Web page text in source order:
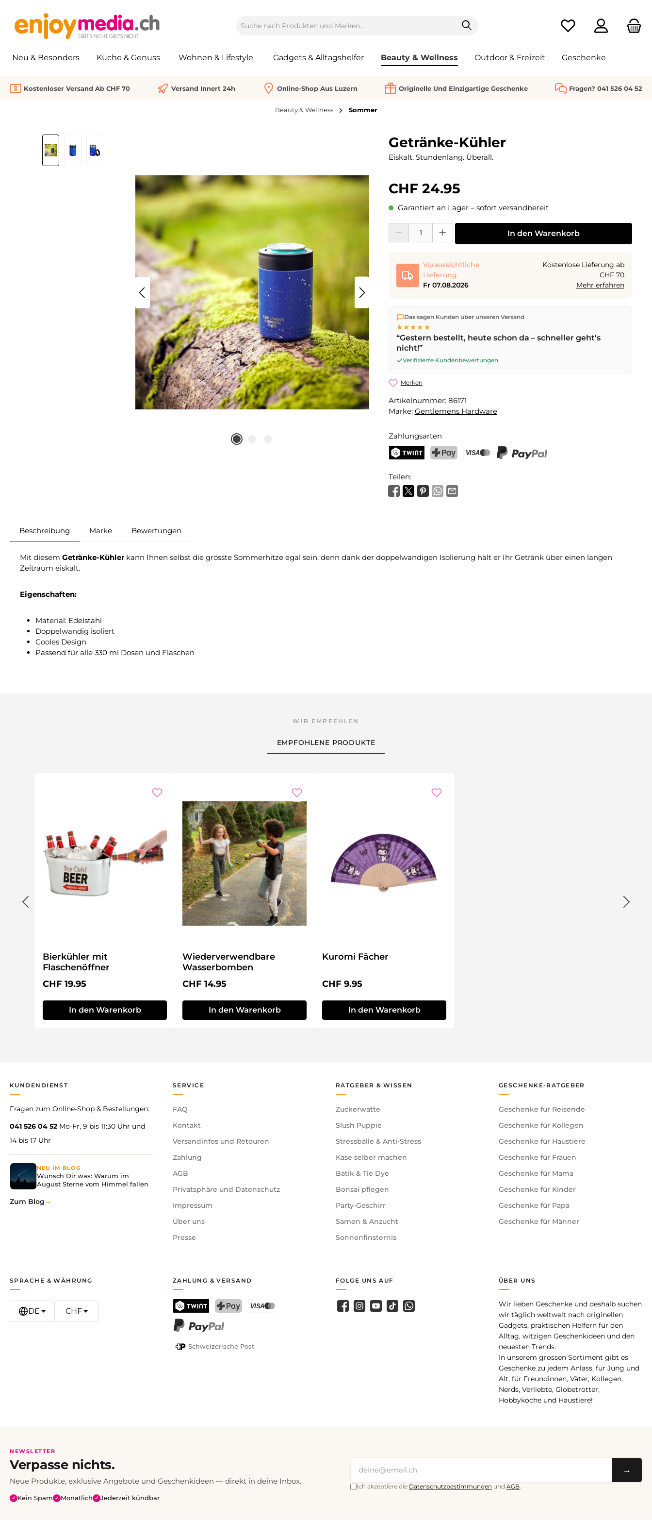
Du hast 0 Produkte
Neu & Besonders Küche & Genuss Wohnen & Lifestyle Gadgets & Alltagshelfer Beauty & Wellness Outdoor & Freizeit Geschenke
Kostenloser Versand Ab CHF 70 Versand Innert 24h Online-Shop Aus Luzern Originelle Und Einzigartige Geschenke Fragen? 041 526 04 52
Beauty & Wellness Sommer
Bildergalerie überspringen Getränke-Kühler
Eiskalt. Stundenlang. Überall.
CHF 24.95
Garantiert an Lager – sofort versandbereit
Produkt Anzahl: Gib den gewünschten Wert ein oder benutze die Schaltflächen um die
In den Warenkorb
Voraussichtliche
Lieferung
Fr 07.08.2026
Kostenlose Lieferung ab
CHF 70
Mehr erfahren
Wir versenden direkt aus unserem Lager in Kriens. Ab
die Lieferung kostenlos. Bestellungen bis
noch am selben Tag versendet – Zustellung am
Werktagmit der Schweizerischen Post.
Das sagen Kunden über unseren Versand
★★★★★
“Gestern bestellt, heute schon da – schneller geht's
nicht!”
Verifizierte Kundenbewertungen
Merken
Artikelnummer: 86171
Marke: Gentlemens Hardware
Zahlungsarten
Teilen:
Beschreibung Marke Bewertungen
Mit diesem Getränke-Kühlerkann Ihnen selbst die grösste Sommerhitze egal sein, denn dank der doppelwandigen Isolierung hält er Ihr Getränk über einen langen
Zeitraum eiskalt.
Eigenschaften:
Material: Edelstahl
Doppelwandig isoliert
Cooles Design
Passend für alle 330 ml Dosen und Flaschen
EMPFOHLENE PRODUKTE
Bierkühler mit
Flaschenöffner
Regulärer Preis:
CHF 19.95
In den Warenkorb
Wiederverwendbare
Wasserbomben
Regulärer Preis:
CHF 14.95
In den Warenkorb
Kuromi Fächer
Regulärer Preis:
CHF 9.95
In den Warenkorb
KUNDENDIENST
Fragen zum Online-Shop & Bestellungen:
041 526 04 52 Mo-Fr, 9 bis 11:30 Uhr und
14 bis 17 Uhr
NEU IM BLOG
Wünsch Dir was: Warum im
August Sterne vom Himmel fallen
Zum Blog
SERVICE
FAQ
Kontakt
Versandinfos und Retouren
Zahlung
AGB
Privatsphäre und Datenschutz
Impressum
Über uns
Presse
RATGEBER & WISSEN
Zuckerwatte
Slush Puppie
Stressbälle & Anti-Stress
Käse selber machen
Batik & Tie Dye
Bonsai pflegen
Party-Geschirr
Samen & Anzucht
Sonnenfinsternis
GESCHENKE-RATGEBER
Geschenke für Reisende
Geschenke für Kollegen
Geschenke für Haustiere
Geschenke für Frauen
Geschenke für Mama
Geschenke für Kinder
Geschenke für Papa
Geschenke für Männer
ÜBER UNS
Wir lieben Geschenke und deshalb suchen
wir täglich weltweit nach originellen
Gadgets, praktischen Helfern für den
Alltag, witzigen Geschenkideen und den
neuesten Trends.
In unserem grossen Sortiment gibt es
Geschenke zu jedem Anlass, für Jung und
Alt, für Freundinnen, Väter, Kollegen,
Nerds, Verliebte, Globetrotter,
Hobbyköche und Haustiere!
ZAHLUNG & VERSAND
TWINT
Schweizerische Post
SPRACHE & WÄHRUNG
DE CHF
FOLGE UNS AUF
Facebook
Instagram
YouTubeTikTokWhatsApp
NEWSLETTER
Verpasse nichts.
Neue Produkte, exklusive Angebote und Geschenkideen — direkt in deine Inbox.
✓ Kein Spam ✓ Monatlich ✓ Jederzeit kündbar
→
Ich akzeptiere die Datenschutzbestimmungen undAGB